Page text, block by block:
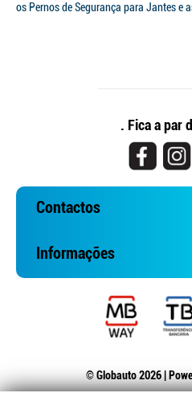
os Pernos de Segurança para Jantes e
. Fica a par
Contactos
Informações
© Globauto 2026 |